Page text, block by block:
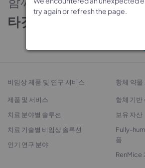
타깃 발굴에서 치료제 개
비임상 제품 및 연구 서비스
제품 및 서비스
치료 분야별 솔루션
치료 기술별 비임상 솔루션
인기 연구 분야
항체 약물
항체 기반
보유 자산
Fully-
폼
RenMice
try again or refresh the page.
try again or refresh the page.
try again or refresh the page.
try again or refresh the page.